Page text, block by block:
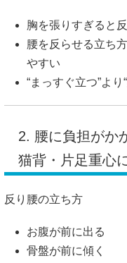
胸を張りすぎると
腰を反らせる立ち
やすい
“まっすぐ立つ”よ
2. 腰に負担がか
猫背・片足重心
反り腰の立ち方
お腹が前に出る
骨盤が前に傾く